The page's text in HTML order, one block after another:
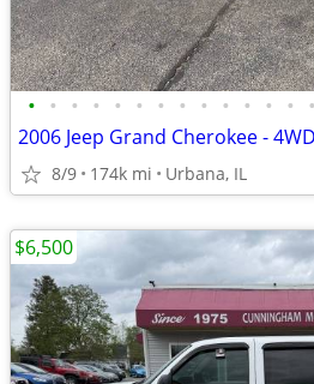
• • • • • • • • • • • • • •
2006 Jeep Grand Cherokee -
8/9 174k mi Urbana, IL
$6,500